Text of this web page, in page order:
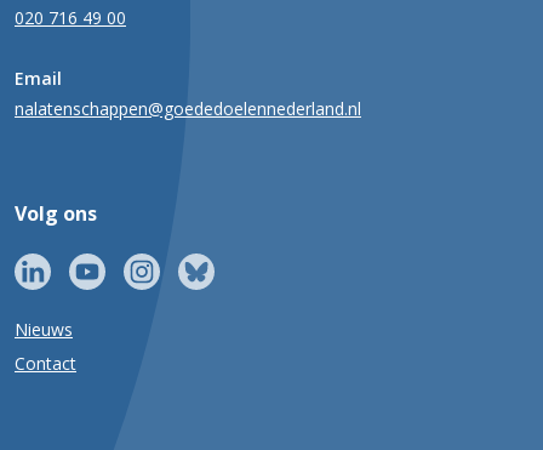
020 716 49 00
Email
nalatenschappen@goededoelennederland.nl
Volg ons
Nieuws
Contact